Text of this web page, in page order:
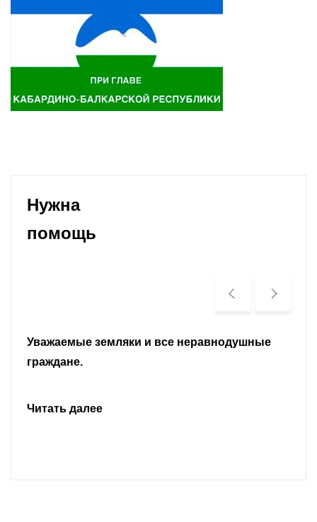
Нужна
помощь
Уважаемые земляки и все неравнодушные
граждане.
Читать далее